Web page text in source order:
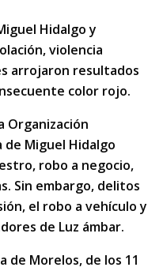
Hidalgo y
violencia
arrojaron resultados
color rojo.
Organización
de Miguel Hidalgo
robo a negocio,
Sin embargo, delitos
el robo a vehículo y
de Luz ámbar.
de Morelos, de los 11